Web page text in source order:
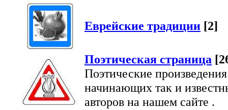
Еврейские традиции [2]
Поэтическая страница
Поэтические
начинающих так и
авторов на нашем сайте .